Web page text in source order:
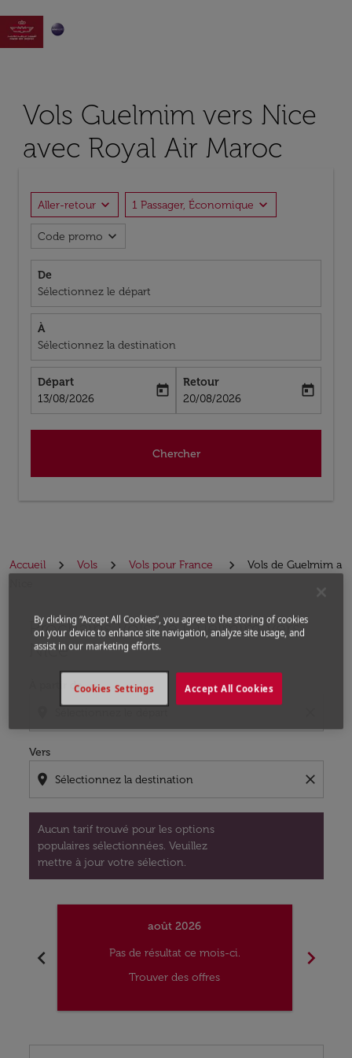

Vols Guelmim vers Nice
avec Royal Air Maroc
Aller-retour expand_more 1 Passager, Économique expand_more
Code promo expand_more
De
Sélectionnez le départ
À
Sélectionnez la destination
Départ
fc-booking-departure-date-aria-label
13/08/2026
today
Retour
fc-booking-return-date-aria-label
20/08/2026
today
Chercher
Accueil Vols Vols pour France
Vols de Guelmim a
Prochains Vols de Guelmim vers
Nice
À partir de
Vers
location_on close
Aucun tarif trouvé pour les options
populaires sélectionnées. Veuillez
mettre à jour votre sélection.
Aucun tarif trouvé pour les options populaires
chevron_left
août 2026
Pas de résultat ce mois-ci.
Trouver des offres
chevron_right
By clicking “Accept All Cookies”, you agree to the storing of cookies
on your device to enhance site navigation, analyze site usage, and
assist in our marketing efforts.
Accept All Cookies
Cookies Settings